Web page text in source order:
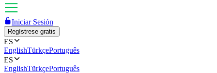
Iniciar Sesión
Regístrese gratis
ES
EnglishTürkçePortuguês
ES
EnglishTürkçePortuguês